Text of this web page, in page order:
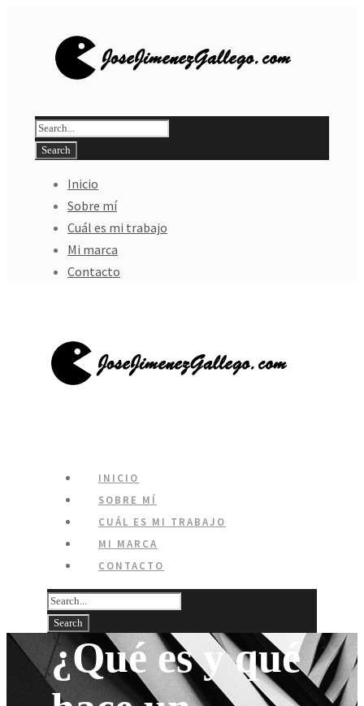
Inicio
Sobre mí
Cuál es mi trabajo
Mi marca
Contacto
INICIO
SOBRE MÍ
CUÁL ES MI TRABAJO
MI MARCA
CONTACTO
¿Qué es y qué